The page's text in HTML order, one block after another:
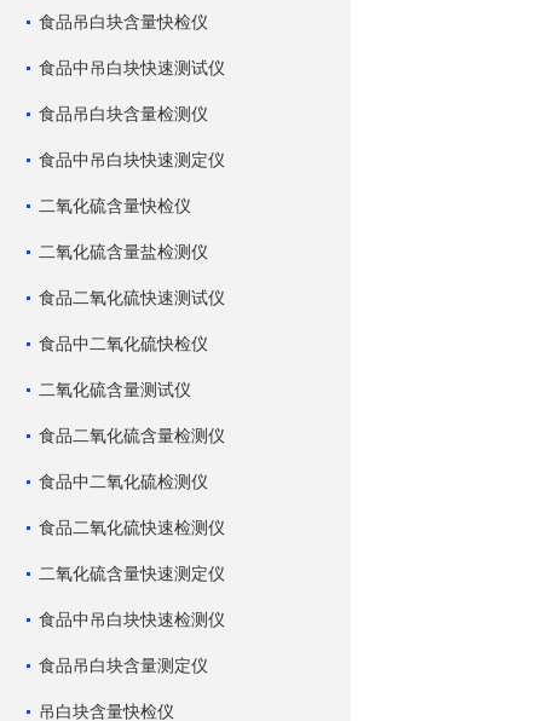
食品吊白块含量快检仪
食品中吊白块快速测试仪
食品吊白块含量检测仪
食品中吊白块快速测定仪
二氧化硫含量快检仪
二氧化硫含量盐检测仪
食品二氧化硫快速测试仪
食品中二氧化硫快检仪
二氧化硫含量测试仪
食品二氧化硫含量检测仪
食品中二氧化硫检测仪
食品二氧化硫快速检测仪
二氧化硫含量快速测定仪
食品中吊白块快速检测仪
食品吊白块含量测定仪
吊白块含量快检仪